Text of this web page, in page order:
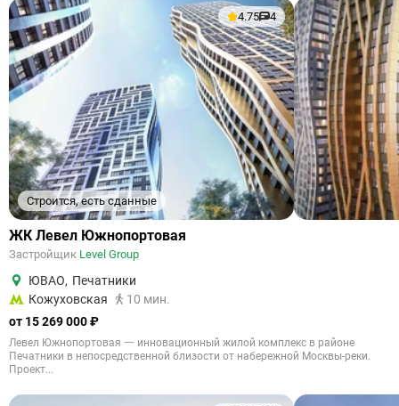
Строится, есть сданные
4.75 4
ЖК Левел Южнопортовая
Застройщик Level Group
ЮВАО, Печатники
Кожуховская
10 мин.
от 15 269 000 ₽
Левел Южнопортовая 一 инновационный жилой комплекс в районе
Печатники в непосредственной близости от набережной Москвы-реки.
Проект...